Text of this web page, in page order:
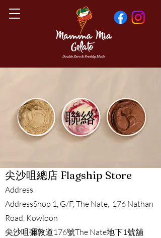
聯絡
​尖沙咀總店 Flagship Store
Address
AddressShop 1, G/F, The Nate, 176 Nathan
Road, Kowloon
尖沙咀彌敦道176號The Nate地下1號舖